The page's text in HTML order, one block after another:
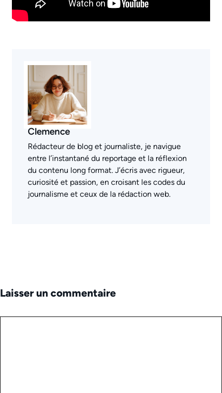
Clemence
Rédacteur de blog et journaliste, je navigue
entre l’instantané du reportage et la réflexion
du contenu long format. J’écris avec rigueur,
curiosité et passion, en croisant les codes du
journalisme et ceux de la rédaction web.
Laisser un commentaire